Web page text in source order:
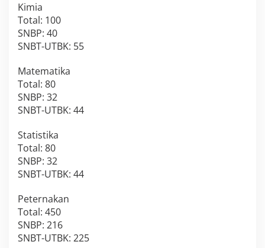
Kimia
Total: 100
SNBP: 40
SNBT-UTBK: 55
Matematika
Total: 80
SNBP: 32
SNBT-UTBK: 44
Statistika
Total: 80
SNBP: 32
SNBT-UTBK: 44
Peternakan
Total: 450
SNBP: 216
SNBT-UTBK: 225